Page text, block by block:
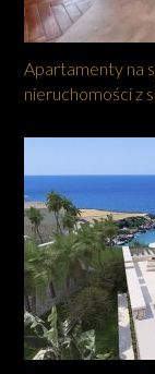
Apartamenty na
nieruchomości z